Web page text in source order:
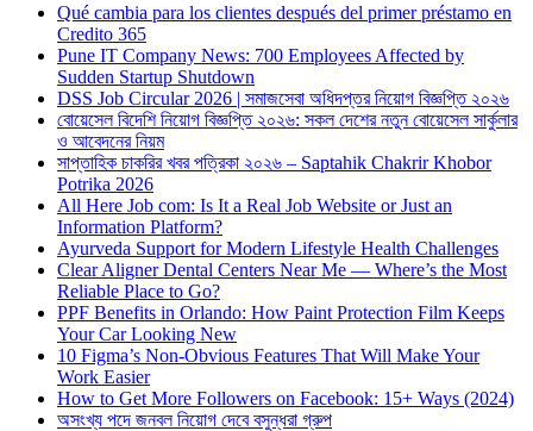
Qué cambia para los clientes después del primer préstamo en
Credito 365
Pune IT Company News: 700 Employees Affected by
Sudden Startup Shutdown
DSS Job Circular 2026 | সমাজসেবা অধিদপ্তর নিয়োগ বিজ্ঞপ্তি ২০২৬
বোয়েসেল বিদেশি নিয়োগ বিজ্ঞপ্তি ২০২৬: সকল দেশের নতুন বোয়েসেল সার্কুলার
ও আবেদনের নিয়ম
সাপ্তাহিক চাকরির খবর পত্রিকা ২০২৬ – Saptahik Chakrir Khobor
Potrika 2026
All Here Job com: Is It a Real Job Website or Just an
Information Platform?
Ayurveda Support for Modern Lifestyle Health Challenges
Clear Aligner Dental Centers Near Me — Where’s the Most
Reliable Place to Go?
PPF Benefits in Orlando: How Paint Protection Film Keeps
Your Car Looking New
10 Figma’s Non-Obvious Features That Will Make Your
Work Easier
How to Get More Followers on Facebook: 15+ Ways (2024)
অসংখ্য পদে জনবল নিয়োগ দেবে বসুন্ধরা গ্রুপ